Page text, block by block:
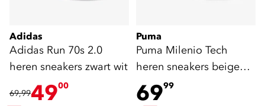
Adidas
Adidas Run 70s 2.0
heren sneakers zwart wit
69,994900
Puma
Puma Milenio Tech
heren sneakers beige
zilver
6999